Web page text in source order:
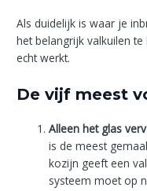
Als duidelijk is waar je
het belangrijk valkuilen
echt werkt.
De vijf meest
Alleen het glas
is de meest
kozijn geeft een
systeem moet op